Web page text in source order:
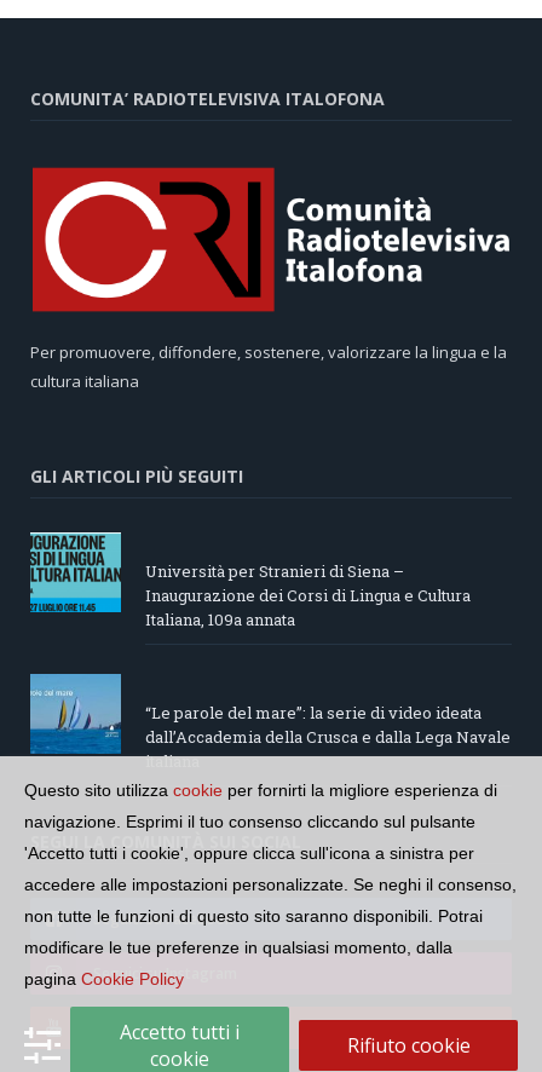
COMUNITA’ RADIOTELEVISIVA ITALOFONA
Per promuovere, diffondere, sostenere, valorizzare la lingua e la
cultura italiana
GLI ARTICOLI PIÙ SEGUITI
Università per Stranieri di Siena –
Inaugurazione dei Corsi di Lingua e Cultura
Italiana, 109a annata
“Le parole del mare”: la serie di video ideata
dall’Accademia della Crusca e dalla Lega Navale
italiana
SEGUI LA COMUNITÀ SUI SOCIAL
Seguici su Facebook
Seguici su Instagram
Seguici su YouTube
Questo sito utilizza cookie per fornirti la migliore esperienza di
navigazione. Esprimi il tuo consenso cliccando sul pulsante
'Accetto tutti i cookie', oppure clicca sull'icona a sinistra per
accedere alle impostazioni personalizzate. Se neghi il consenso,
non tutte le funzioni di questo sito saranno disponibili. Potrai
modificare le tue preferenze in qualsiasi momento, dalla
pagina Cookie Policy
Accetto tutti i
cookie
Rifiuto cookie